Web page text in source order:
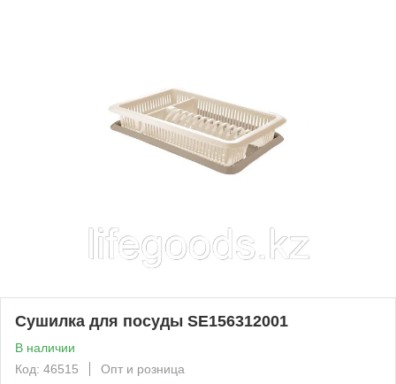
Сушилка для посуды SE156312001
В наличии
Код: 46515
Опт и розница